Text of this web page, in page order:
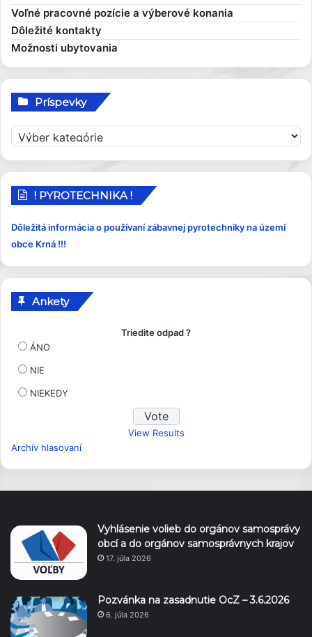
Elektronické služby
Smernice
Voľné pracovné pozície a výberové konania
Dôležité kontakty
Možnosti ubytovania
Príspevky
r
í
e
y
! PYROTECHNIKA !
Dôležitá informácia o používaní zábavnej pyrotechniky na území
obce Krná !!!
Ankety
Triedite odpad ?
ÁNO
NIE
NIEKEDY
View Results
Archív hlasovaní
Vyhlásenie volieb do orgánov samosprávy
obcí a do orgánov samosprávnych krajov
17. júla 2026
Pozvánka na zasadnutie OcZ – 3.6.2026
6. júla 2026